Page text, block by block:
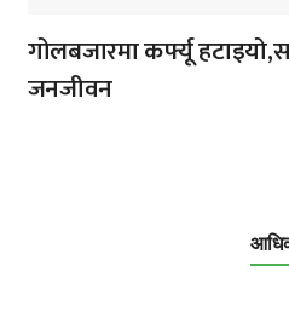
गोलबजारमा कर्फ्यू
जनजीवन